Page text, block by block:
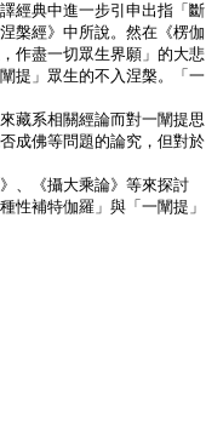
經典中進一步引申出指「斷
槃經》中所說。然在《楞伽
作盡一切眾生界願」的大悲
提」眾生的不入涅槃。「一
藏系相關經論而對一闡提思
成佛等問題的論究，但對於
、《攝大乘論》等來探討
性補特伽羅」與「一闡提」